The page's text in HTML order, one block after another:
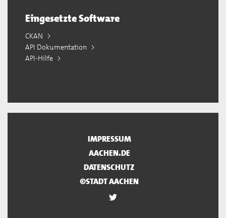
Eingesetzte Software
CKAN
API Dokumentation
API-Hilfe
IMPRESSUM
AACHEN.DE
DATENSCHUTZ
©STADT AACHEN